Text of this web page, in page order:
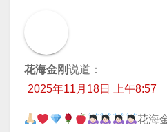
花海金刚说道：
2025年11月18日 上午8:57
花海